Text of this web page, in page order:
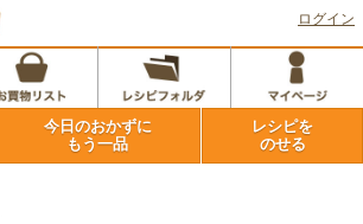
ログイン
今日のおかずに
もう一品
レシピを
のせる